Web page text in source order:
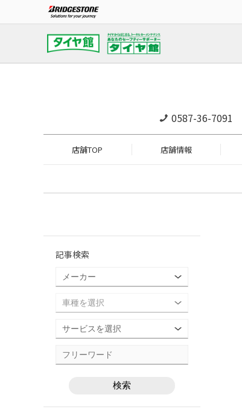
0587-36-7091
店舗TOP 店舗情報
記事検索